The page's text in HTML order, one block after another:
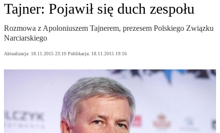
Tajner: Pojawił się duch zespołu
Rozmowa z Apoloniuszem Tajnerem, prezesem Polskiego Związku
Narciarskiego
Aktualizacja: 18.11.2015 23:10 Publikacja: 18.11.2015 19:16